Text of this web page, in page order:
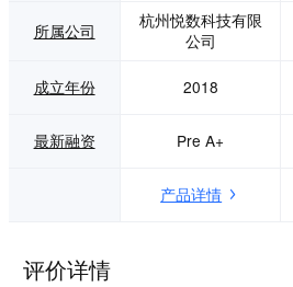
数据库解决方案。
多家一线大厂的线
上实践证明，Nebu
掘能力、性能等方
外，NebulaGraph
所属公司
杭州悦数科技有限
公司
成立年份 2018
最新融资 Pre A+
产品详情
评价详情